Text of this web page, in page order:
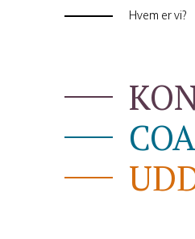
Hvem er vi?